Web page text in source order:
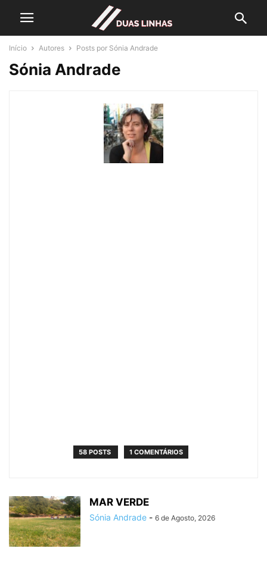
Início Autores Posts por Sónia Andrade
Sónia Andrade
58 POSTS 1 COMENTÁRIOS
MAR VERDE
Sónia Andrade - 6 de Agosto, 2026